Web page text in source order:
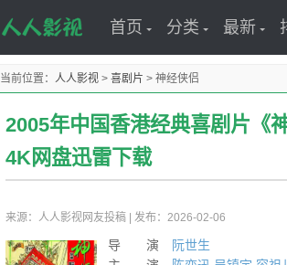
首页 分类 最新
当前位置： 人人影视 > 喜剧片 > 神经侠侣
2005年中国香港经典喜剧片《
4K网盘迅雷下载
来源：人人影视网友投稿 发布：2026-02-06
导 演
阮世生